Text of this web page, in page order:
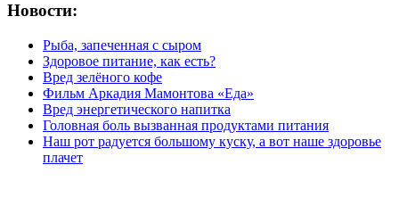
Новости:
Рыба, запеченная с сыром
Здоровое питание, как есть?
Вред зелёного кофе
Фильм Аркадия Мамонтова «Еда»
Вред энергетического напитка
Головная боль вызванная продуктами питания
Наш рот радуется большому куску, а вот наше здоровье
плачет